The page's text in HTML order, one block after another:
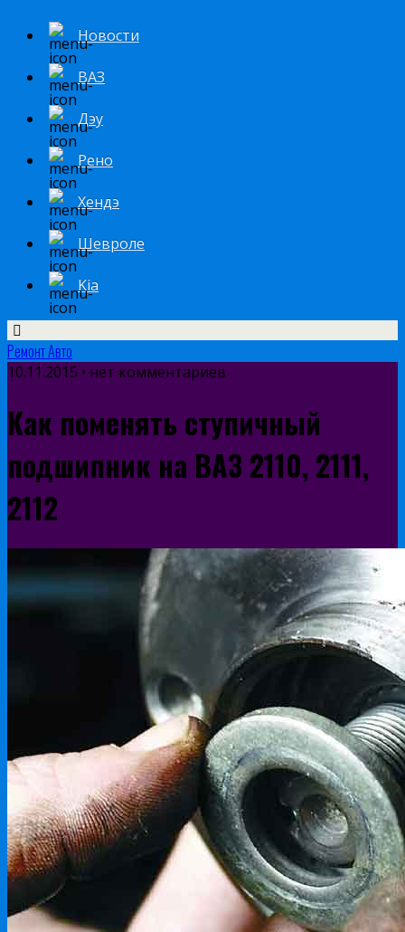
Новости
ВАЗ
Дэу
Рено
Хендэ
Шевроле
Kia
Ремонт Авто
10.11.2015 • нет комментариев
Как поменять ступичный
подшипник на ВАЗ 2110, 2111,
2112